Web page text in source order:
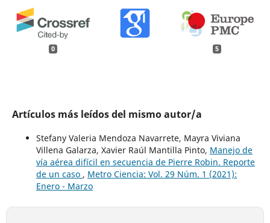
0 5
Artículos más leídos del mismo autor/a
Stefany Valeria Mendoza Navarrete, Mayra Viviana
Villena Galarza, Xavier Raúl Mantilla Pinto, Manejo de
vía aérea difícil en secuencia de Pierre Robin. Reporte
de un caso , Metro Ciencia: Vol. 29 Núm. 1 (2021):
Enero - Marzo